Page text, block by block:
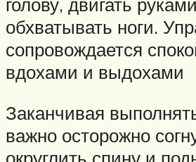
обхватывать ноги.
сопровождается
вдохами и выдохами
Заканчивая
важно осторожно